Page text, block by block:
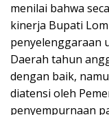
menilai bahwa
kinerja Bupati
penyelenggaraan
Daerah tahun
dengan baik,
diatensi oleh
penyempurnaan